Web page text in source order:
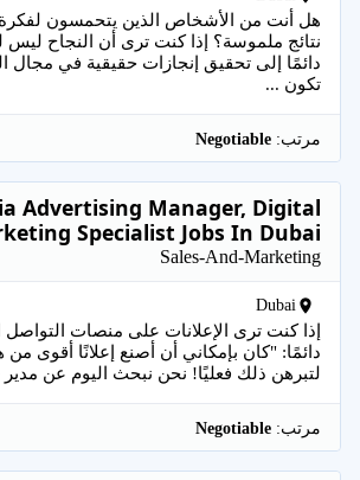
هل أنت من الأشخاص الذين يتحمسون لفكرة
نتائج ملموسة؟ إذا كنت ترى أن النجاح
دائمًا إلى تحقيق إنجازات حقيقية في مجال
تكون ...
مرتب:
Advertising Manager, Digital
Specialist Jobs In Dubai
Sales-And-Marketing
Dubai
إذا كنت ترى الإعلانات على منصات التواصل
دائمًا: "كان بإمكاني أن أصنع إعلانًا أقوى
لتبرهن ذلك فعليًا! نحن نبحث اليوم عن
مرتب: